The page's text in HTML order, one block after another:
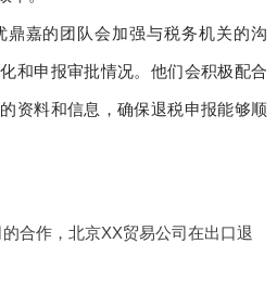
鼎嘉的团队会加强与税务机关的沟
和申报审批情况。他们会积极配合
资料和信息，确保退税申报能够顺
合作，北京XX贸易公司在出口退